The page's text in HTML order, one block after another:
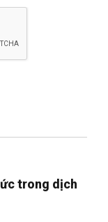
trong dịch